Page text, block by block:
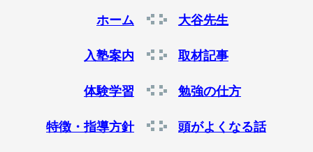
ホーム 大谷先生
入塾案内 取材記事
体験学習 勉強の仕方
特徴・指導方針 頭がよくなる話